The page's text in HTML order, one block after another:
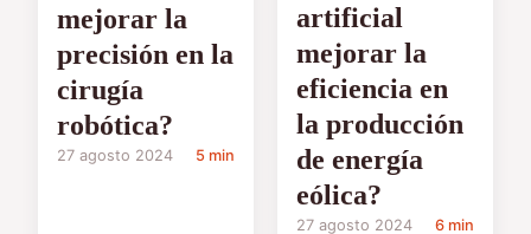
mejorar la
precisión en la
cirugía
robótica?
27 agosto 2024 5 min
artificial
mejorar la
eficiencia en
la producción
de energía
eólica?
27 agosto 2024 6 min